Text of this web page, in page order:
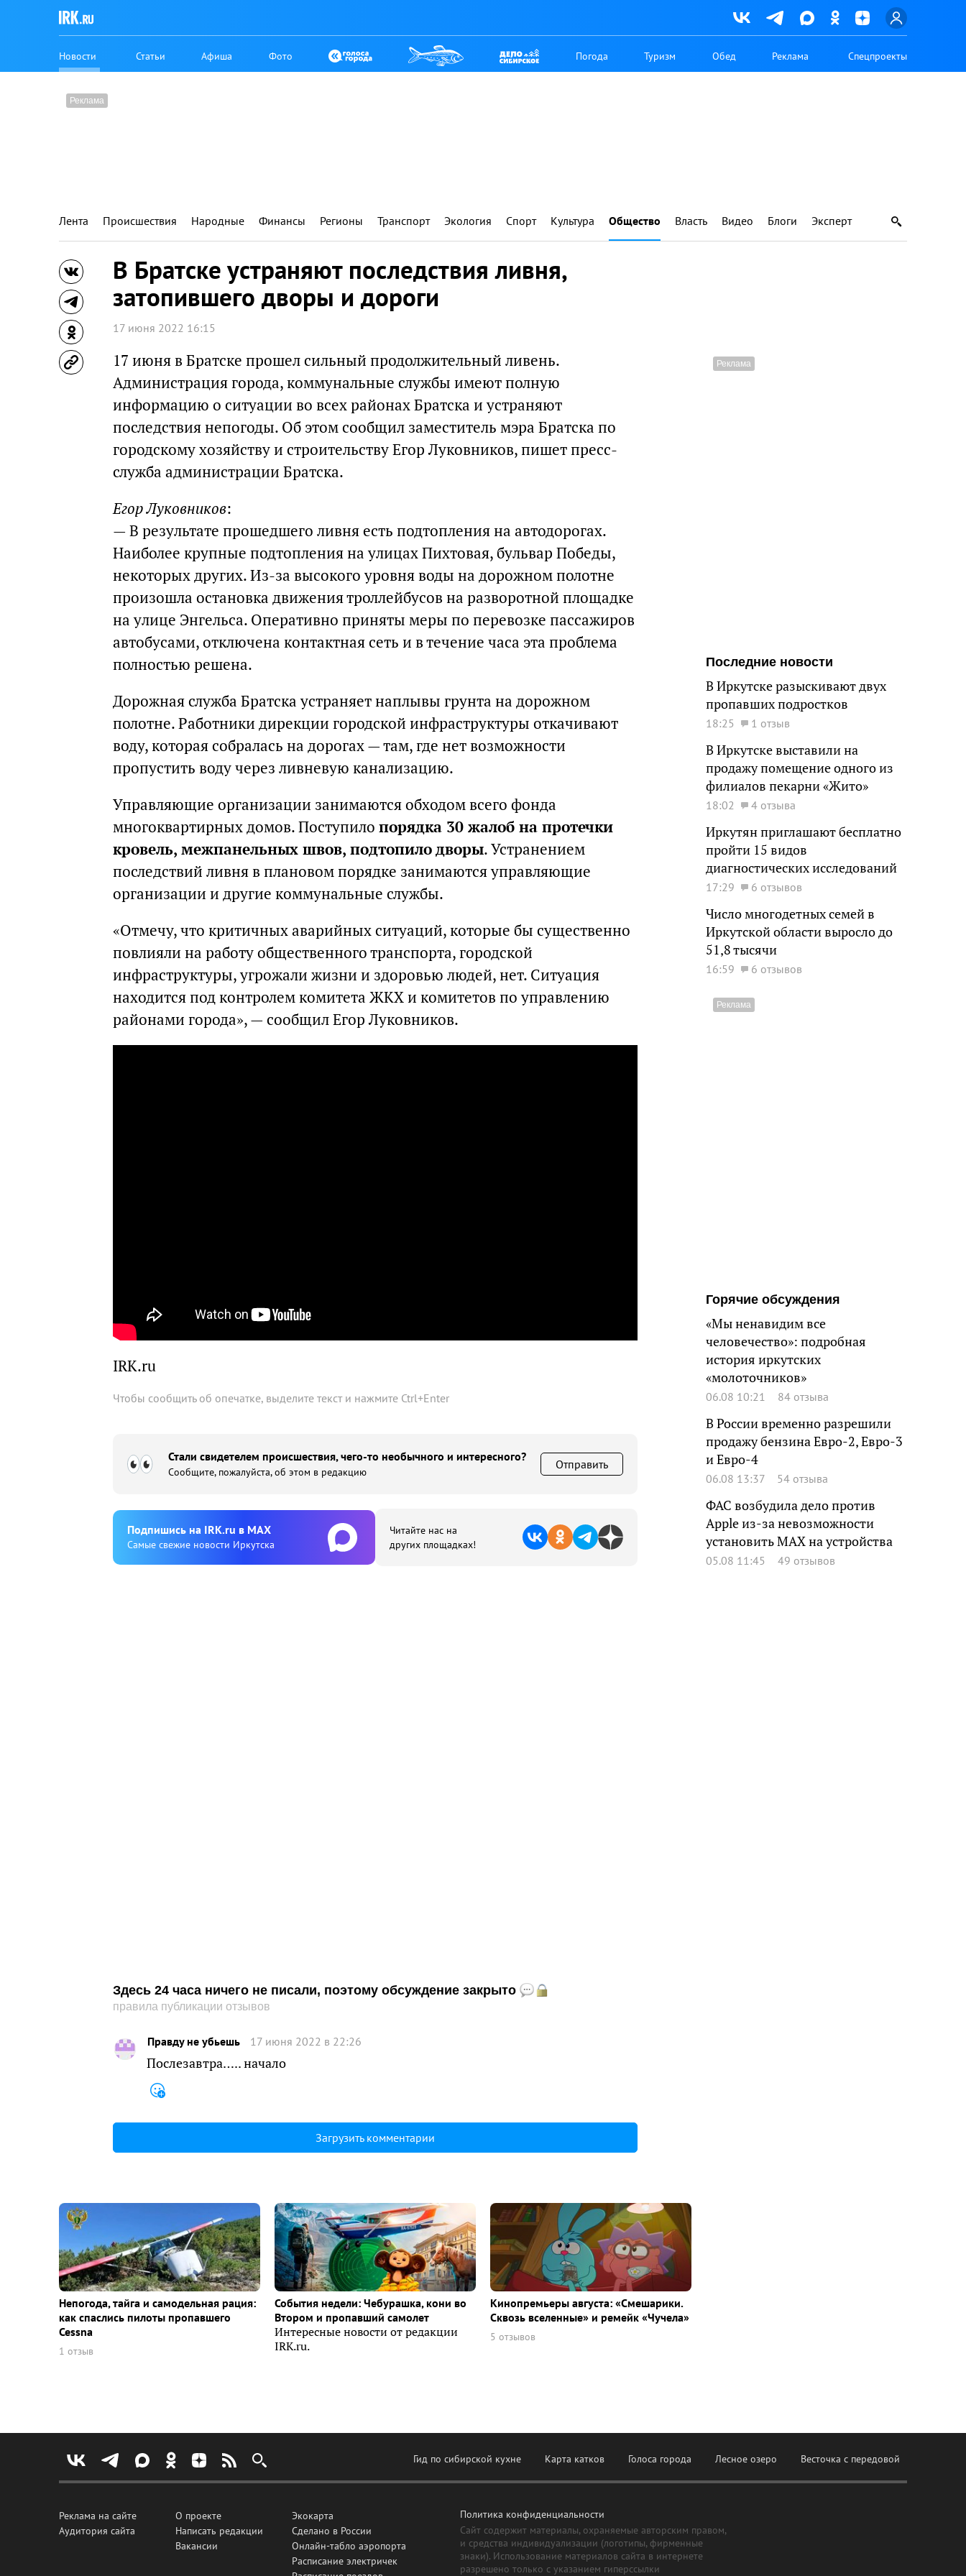
Новости Статьи Афиша Фото Погода Туризм Обед Реклама Спецпроекты
Лента Происшествия Народные Финансы Регионы Транспорт Экология Спорт Культура Общество Власть Видео Блоги Эксперт
В Братске устраняют последствия ливня,
затопившего дворы и дороги
17 июня 2022 16:15
17 июня в Братске прошел сильный продолжительный ливень.
Администрация города, коммунальные службы имеют полную
информацию о ситуации во всех районах Братска и устраняют
последствия непогоды. Об этом сообщил заместитель мэра Братска по
городскому хозяйству и строительству Егор Луковников, пишет пресс-
служба администрации Братска.
Егор Луковников:
— В результате прошедшего ливня есть подтопления на автодорогах.
Наиболее крупные подтопления на улицах Пихтовая, бульвар Победы,
некоторых других. Из-за высокого уровня воды на дорожном полотне
произошла остановка движения троллейбусов на разворотной площадке
на улице Энгельса. Оперативно приняты меры по перевозке пассажиров
автобусами, отключена контактная сеть и в течение часа эта проблема
полностью решена.
Дорожная служба Братска устраняет наплывы грунта на дорожном
полотне. Работники дирекции городской инфраструктуры откачивают
воду, которая собралась на дорогах — там, где нет возможности
пропустить воду через ливневую канализацию.
Управляющие организации занимаются обходом всего фонда
многоквартирных домов. Поступило порядка 30 жалоб на протечки
кровель, межпанельных швов, подтопило дворы. Устранением
последствий ливня в плановом порядке занимаются управляющие
организации и другие коммунальные службы.
«Отмечу, что критичных аварийных ситуаций, которые бы существенно
повлияли на работу общественного транспорта, городской
инфраструктуры, угрожали жизни и здоровью людей, нет. Ситуация
находится под контролем комитета ЖКХ и комитетов по управлению
районами города», — сообщил Егор Луковников.
IRK.ru
Чтобы сообщить об опечатке, выделите текст и нажмите Ctrl+Enter
Стали свидетелем происшествия, чего-то необычного и интересного?
Сообщите, пожалуйста, об этом в редакцию
Отправить
Подпишиcь на IRK.ru в MAX
Cамые свежие новости Иркутска
Читайте нас на
других площадках!
Здесь 24 часа ничего не писали, поэтому обсуждение закрыто
правила публикации отзывов
Правду не убьешь 17 июня 2022 в 22:26
Послезавтра….. начало
Загрузить комментарии
Последние новости
В Иркутске разыскивают двух
пропавших подростков
18:25 1 отзыв
В Иркутске выставили на
продажу помещение одного из
филиалов пекарни «Жито»
18:02 4 отзыва
Иркутян приглашают бесплатно
пройти 15 видов
диагностических исследований
17:29 6 отзывов
Число многодетных семей в
Иркутской области выросло до
51,8 тысячи
16:59 6 отзывов
Горячие обсуждения
«Мы ненавидим все
человечество»: подробная
история иркутских
«молоточников»
06.08 10:21 84 отзыва
В России временно разрешили
продажу бензина Евро-2, Евро-3
и Евро-4
06.08 13:37 54 отзыва
ФАС возбудила дело против
Apple из-за невозможности
установить MAX на устройства
05.08 11:45 49 отзывов
Непогода, тайга и самодельная рация:
как спаслись пилоты пропавшего
Cessna
1 отзыв
События недели: Чебурашка, кони во
Втором и пропавший самолет
Интересные новости от редакции
IRK.ru.
Кинопремьеры августа: «Смешарики.
Сквозь вселенные» и ремейк «Чучела»
5 отзывов
Гид по сибирской кухне Карта катков Голоса города Лесное озеро Весточка с передовой
Реклама на сайте
Аудитория сайта
О проекте
Написать редакции
Вакансии
Экокарта
Сделано в России
Онлайн-табло аэропорта
Расписание электричек
Политика конфиденциальности
Сайт содержит материалы, охраняемые авторским правом,
и средства индивидуализации (логотипы, фирменные
знаки). Использование материалов сайта в интернете
разрешено только с указанием гиперссылки